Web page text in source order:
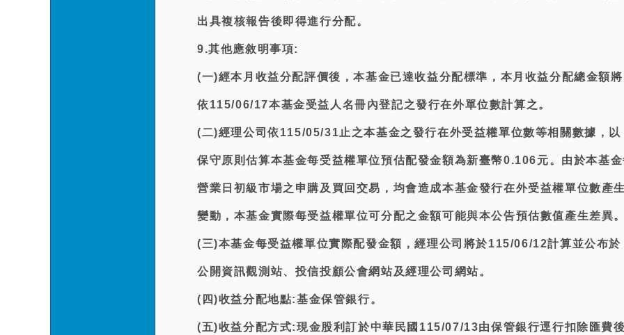
出具複核報告後即得進行分配。
9.其他應敘明事項:
(一)經本月收益分配評價後，本基金已達收益分配標準，本月收益分配總金額將
依115/06/17本基金受益人名冊內登記之發行在外單位數計算之。
(二)經理公司依115/05/31止之本基金之發行在外受益權單位數等相關數據，以
保守原則估算本基金每受益權單位預估配發金額為新臺幣0.106元。由於本基金
營業日初級市場之申購及買回交易，均會造成本基金發行在外受益權單位數產生
變動，本基金實際每受益權單位可分配之金額可能與本公告預估數值產生差異。
(三)本基金每受益權單位實際配發金額，經理公司將於115/06/12計算並公布於
公開資訊觀測站、投信投顧公會網站及經理公司網站。
(四)收益分配地點:基金保管銀行。
(五)收益分配方式:現金股利訂於中華民國115/07/13由保管銀行逕行扣除匯費後